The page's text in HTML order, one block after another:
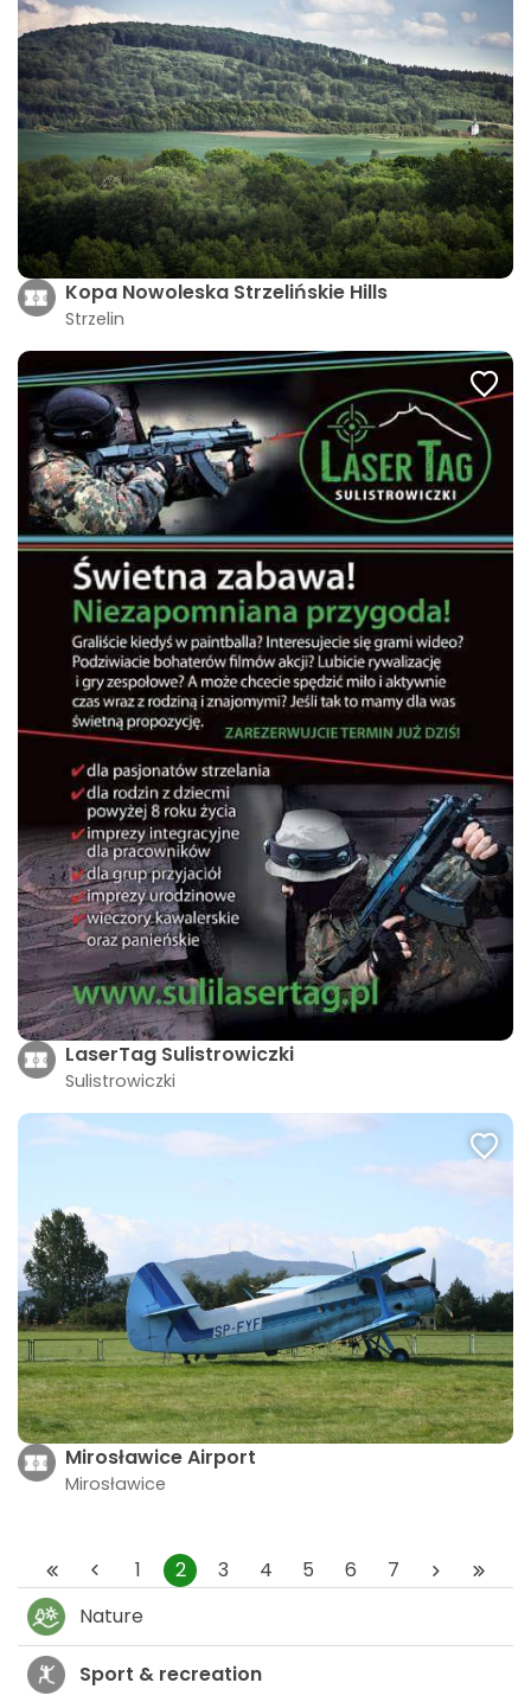
Kopa Nowoleska Strzelińskie Hills
Strzelin
LaserTag Sulistrowiczki
Sulistrowiczki
Mirosławice Airport
Mirosławice
1 2 3 4 5 6
7
Nature
Sport & recreation